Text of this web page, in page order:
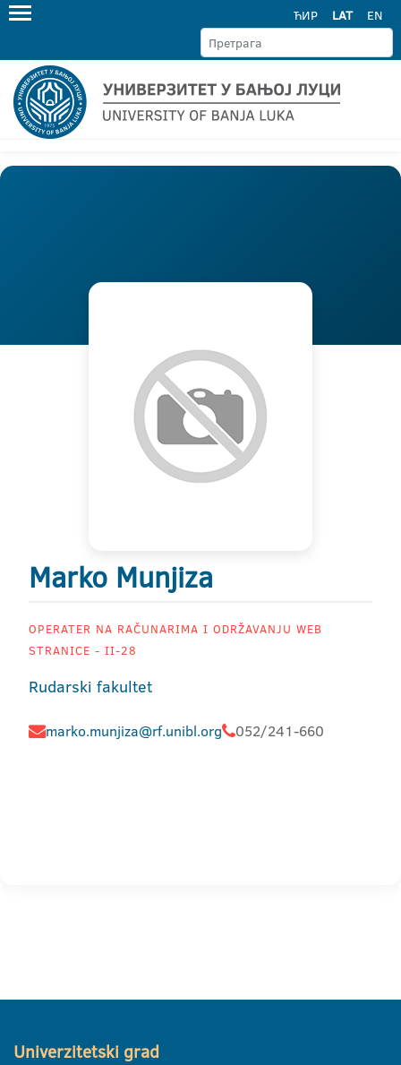
ЋИР LAT EN
Marko Munjiza
OPERATER NA RAČUNARIMA I ODRŽAVANJU WEB
STRANICE - II-28
Rudarski fakultet
marko.munjiza@rf.unibl.org 052/241-660
Univerzitetski grad